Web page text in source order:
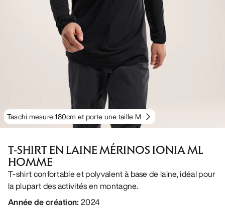
Taschi mesure 180cm et porte une taille M
T-SHIRT EN LAINE MÉRINOS IONIA ML
HOMME
T-shirt confortable et polyvalent à base de laine, idéal pour
la plupart des activités en montagne.
Année de création: 2024